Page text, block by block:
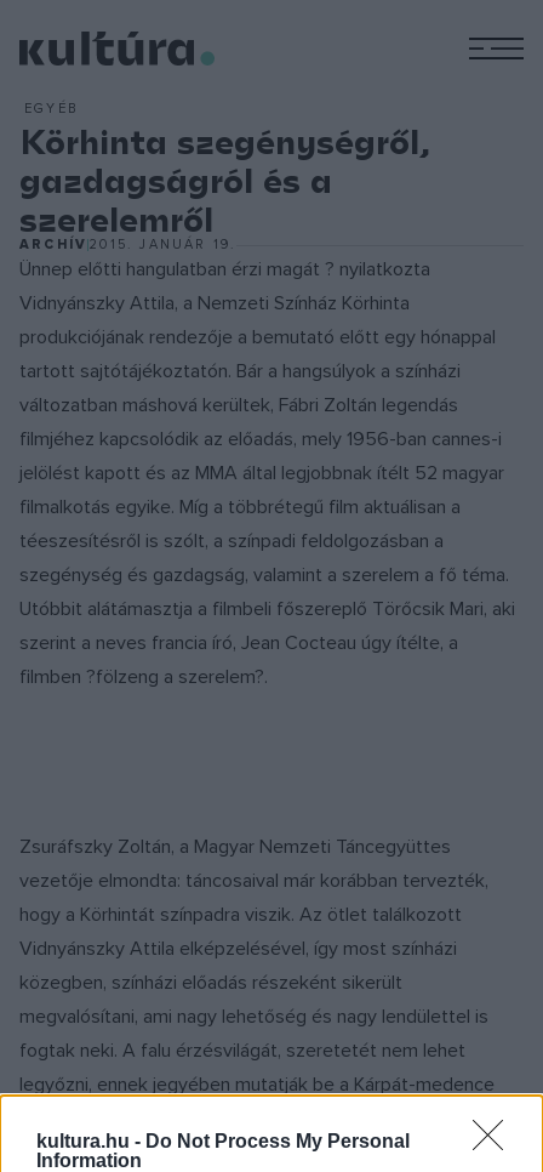
kultura.hu - Do Not Process My Personal
Information
EGYÉB
Körhinta szegénységről,
gazdagságról és a
szerelemről
ARCHÍV2015. JANUÁR 19.
Ünnep előtti hangulatban érzi magát ? nyilatkozta
Vidnyánszky Attila, a Nemzeti Színház Körhinta
produkciójának rendezője a bemutató előtt egy hónappal
tartott sajtótájékoztatón. Bár a hangsúlyok a színházi
változatban máshová kerültek, Fábri Zoltán legendás
filmjéhez kapcsolódik az előadás, mely 1956-ban cannes-i
jelölést kapott és az MMA által legjobbnak ítélt 52 magyar
filmalkotás egyike. Míg a többrétegű film aktuálisan a
téeszesítésről is szólt, a színpadi feldolgozásban a
szegénység és gazdagság, valamint a szerelem a fő téma.
Utóbbit alátámasztja a filmbeli főszereplő Törőcsik Mari, aki
szerint a neves francia író, Jean Cocteau úgy ítélte, a
filmben ?fölzeng a szerelem?.
Zsuráfszky Zoltán, a Magyar Nemzeti Táncegyüttes
vezetője elmondta: táncosaival már korábban tervezték,
hogy a Körhintát színpadra viszik. Az ötlet találkozott
Vidnyánszky Attila elképzelésével, így most színházi
közegben, színházi előadás részeként sikerült
megvalósítani, ami nagy lehetőség és nagy lendülettel is
fogtak neki. A falu érzésvilágát, szeretetét nem lehet
legyőzni, ennek jegyében mutatják be a Kárpát-medence
közreműködésével.